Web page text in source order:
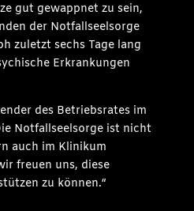
gut gewappnet zu sein,
der Notfallseelsorge
zuletzt sechs Tage lang
Erkrankungen
des Betriebsrates im
Notfallseelsorge ist nicht
auch im Klinikum
freuen uns, diese
zu können.“